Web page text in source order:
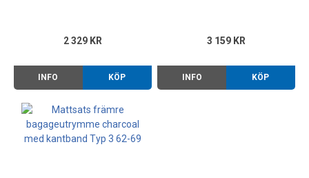
2 329 KR
INFO KÖP
3 159 KR
INFO KÖP